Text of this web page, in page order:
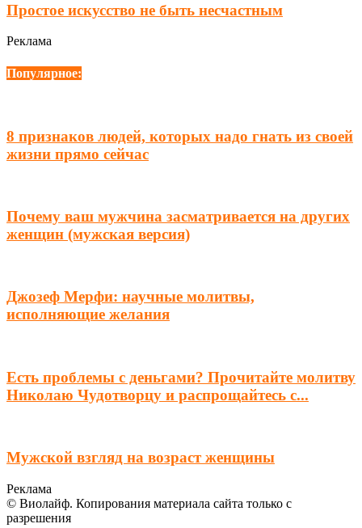
Простое искусство не быть несчастным
Реклама
Популярное:
8 признаков людей, которых надо гнать из своей
жизни прямо сейчас
Почему ваш мужчина засматривается на других
женщин (мужская версия)
Джозеф Мерфи: научные молитвы,
исполняющие желания
Есть проблемы с деньгами? Прочитайте молитву
Николаю Чудотворцу и распрощайтесь с...
Мужской взгляд на возраст женщины
Реклама
© Виолайф. Копирования материала сайта только с
разрешения